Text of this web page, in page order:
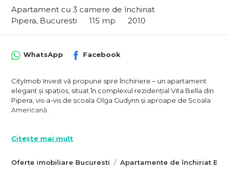
Apartament cu 3 camere de închiriat
Pipera, Bucuresti
115 mp 2010
Oferte imobiliare Bucuresti Apartamente de închiriat
WhatsApp Facebook
CityImob Invest vă propune spre închiriere – un apartament
elegant și spațios, situat în complexul rezidențial Vita Bella din
Pipera, vis-a-vis de școala Olga Gudynn și aproape de Școala
Americană.
adaugă o terasă spectaculoasă de 95 mp, perfectă pentru
blat de marmură și zonă de bar iluminată LED.
Citește mai mult